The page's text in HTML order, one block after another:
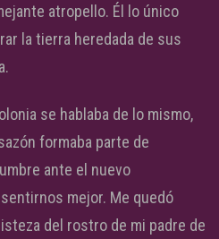
atropello. Él lo único
la tierra heredada de sus
se hablaba de lo mismo,
formaba parte de
ante el nuevo
mejor. Me quedó
del rostro de mi padre de